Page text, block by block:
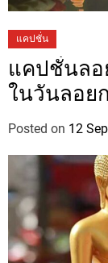
แคปชั่น
แคปชั่นลอ
ในวันลอย
Posted on 12